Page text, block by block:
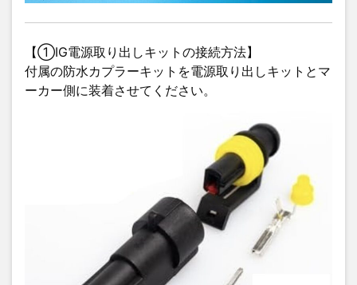
【①IG電源取り出しキットの接続方法】
付属の防水カプラーキットを電源取り出しキットとマ
ーカー側に装着させてください。